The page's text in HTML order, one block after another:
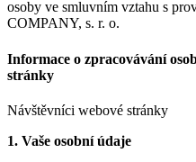
osoby ve smluvním vztahu s
COMPANY, s. r. o.
Informace o zpracovávání
stránky
Návštěvníci webové stránky
1. Vaše osobní údaje